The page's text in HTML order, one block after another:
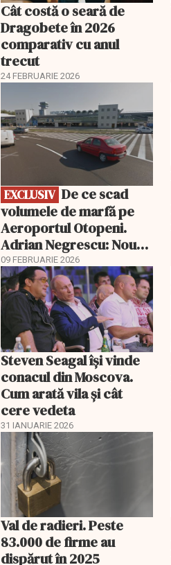
Cât costă o seară de
Dragobete în 2026
comparativ cu anul
trecut
24 FEBRUARIE 2026
EXCLUSIV De ce scad
volumele de marfă pe
Aeroportul Otopeni.
Adrian Negrescu: Nou
exemplu de politică
fiscală cu efecte limitate
09 FEBRUARIE 2026
Steven Seagal își vinde
conacul din Moscova.
Cum arată vila și cât
cere vedeta
31 IANUARIE 2026
Val de radieri. Peste
83.000 de firme au
dispărut în 2025